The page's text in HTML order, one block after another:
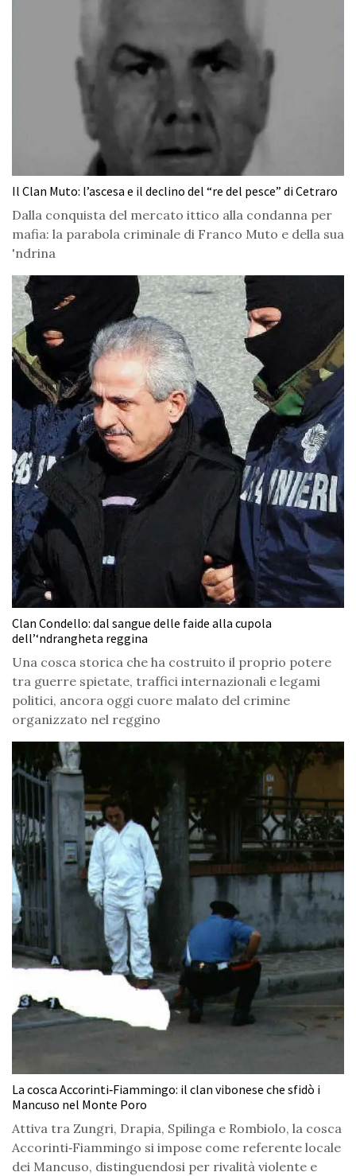
Il Clan Muto: l’ascesa e il declino del “re del pesce” di Cetraro
Dalla conquista del mercato ittico alla condanna per
mafia: la parabola criminale di Franco Muto e della sua
'ndrina
Clan Condello: dal sangue delle faide alla cupola
dell’‘ndrangheta reggina
Una cosca storica che ha costruito il proprio potere
tra guerre spietate, traffici internazionali e legami
politici, ancora oggi cuore malato del crimine
organizzato nel reggino
La cosca Accorinti‑Fiammingo: il clan vibonese che sfidò i
Mancuso nel Monte Poro
Attiva tra Zungri, Drapia, Spilinga e Rombiolo, la cosca
Accorinti‑Fiammingo si impose come referente locale
dei Mancuso, distinguendosi per rivalità violente e